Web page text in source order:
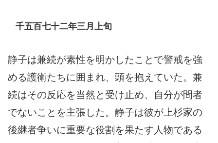
千五百七十二年三月上旬
静子は兼続が素性を明かしたことで警戒を強
める護衛たちに囲まれ、頭を抱えていた。兼
続はその反応を当然と受け止め、自分が間者
でないことを主張した。静子は彼が上杉家の
後継者争いに重要な役割を果たす人物である